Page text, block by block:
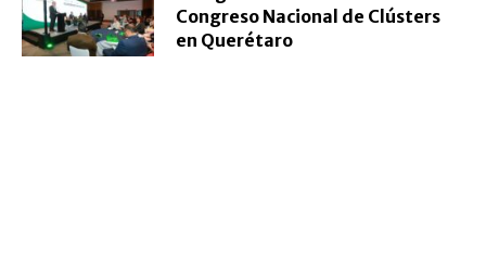
Congreso Nacional de Clústers
en Querétaro